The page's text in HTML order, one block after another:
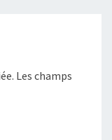
Les champs